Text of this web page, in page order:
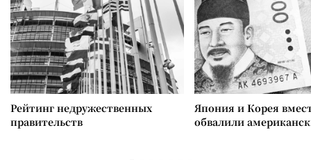
Рейтинг недружественных
правительств
Япония и Корея
обвалили